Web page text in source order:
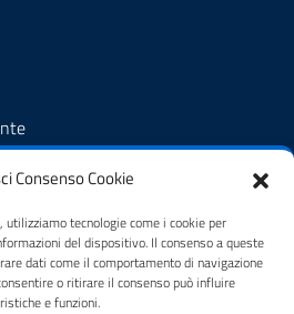
Consenso Cookie
tecnologie come i cookie per
del dispositivo. Il consenso a queste
dati come il comportamento di navigazione
o ritirare il consenso può influire
e funzioni.